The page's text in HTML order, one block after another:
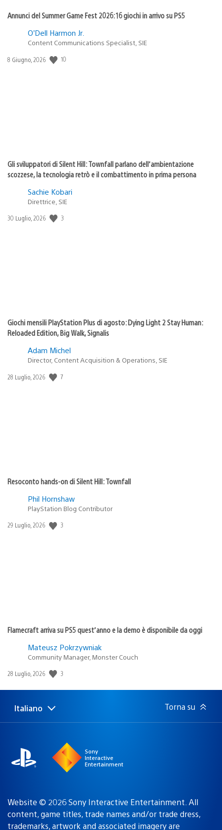
Annunci del Summer Game Fest 2026: 16 giochi in arrivo su PS5
O’Dell Harmon Jr.
Content Communications Specialist, SIE
Data
8 Giugno, 2026 10
Gli sviluppatori di Silent Hill: Townfall parlano dell’ambientazione
scozzese, la tecnologia retrò e il combattimento in prima persona
Sachie Kobari
Direttrice, SIE
Data
30 Luglio, 2026 3
Giochi mensili PlayStation Plus di agosto: Dying Light 2 Stay Human:
Reloaded Edition, Big Walk, Signalis
Adam Michel
Director, Content Acquisition & Operations, SIE
Data
28 Luglio, 2026 7
Resoconto hands-on di Silent Hill: Townfall
Phil Hornshaw
PlayStation Blog Contributor
Data
29 Luglio, 2026 3
Flamecraft arriva su PS5 quest’anno e la demo è disponibile da oggi
Mateusz Pokrzywniak
Community Manager, Monster Couch
Data
pubblicazione:
28 Luglio, 2026 3
Seleziona
una
Regione
attuale:
Italiano Torna su
Sony
Interactive
Entertainment
Website © 2026 Sony Interactive Entertainment. All
content, game titles, trade names and/or trade dress,
trademarks, artwork and associated imagery are